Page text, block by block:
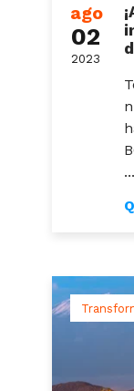
ago
02
2023
...